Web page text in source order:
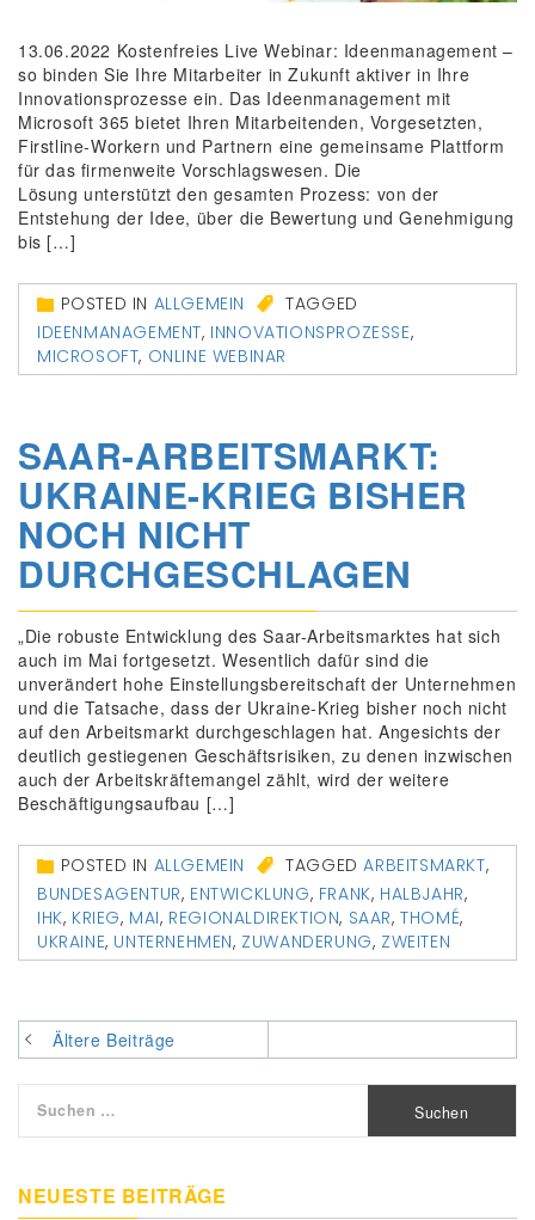
13.06.2022 Kostenfreies Live Webinar: Ideenmanagement –
so binden Sie Ihre Mitarbeiter in Zukunft aktiver in Ihre
Innovationsprozesse ein. Das Ideenmanagement mit
Microsoft 365 bietet Ihren Mitarbeitenden, Vorgesetzten,
Firstline-Workern und Partnern eine gemeinsame Plattform
für das firmenweite Vorschlagswesen. Die
Lösung unterstützt den gesamten Prozess: von der
Entstehung der Idee, über die Bewertung und Genehmigung
bis […]
POSTED IN ALLGEMEIN
TAGGED
IDEENMANAGEMENT, INNOVATIONSPROZESSE,
MICROSOFT, ONLINE WEBINAR
SAAR-ARBEITSMARKT:
UKRAINE-KRIEG BISHER
NOCH NICHT
DURCHGESCHLAGEN
„Die robuste Entwicklung des Saar-Arbeitsmarktes hat sich
auch im Mai fortgesetzt. Wesentlich dafür sind die
unverändert hohe Einstellungsbereitschaft der Unternehmen
und die Tatsache, dass der Ukraine-Krieg bisher noch nicht
auf den Arbeitsmarkt durchgeschlagen hat. Angesichts der
deutlich gestiegenen Geschäftsrisiken, zu denen inzwischen
auch der Arbeitskräftemangel zählt, wird der weitere
Beschäftigungsaufbau […]
POSTED IN ALLGEMEIN TAGGEDARBEITSMARKT,
BUNDESAGENTUR, ENTWICKLUNG, FRANK, HALBJAHR,
IHK, KRIEG, MAI, REGIONALDIREKTION, SAAR,THOMÉ,
UKRAINE, UNTERNEHMEN, ZUWANDERUNG, ZWEITEN
Beitragsnavigation
Ältere Beiträge
nach:
NEUESTE BEITRÄGE